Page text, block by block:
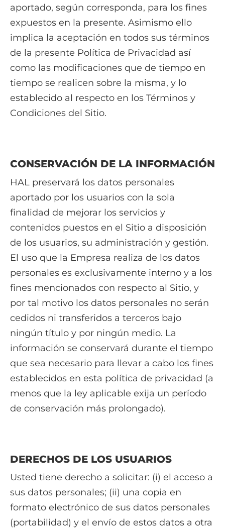
aportado, según corresponda, para los fines
expuestos en la presente. Asimismo ello
implica la aceptación en todos sus términos
de la presente Política de Privacidad así
como las modificaciones que de tiempo en
tiempo se realicen sobre la misma, y lo
establecido al respecto en los Términos y
Condiciones del Sitio.
CONSERVACIÓN DE LA INFORMACIÓN
HAL preservará los datos personales
aportado por los usuarios con la sola
finalidad de mejorar los servicios y
contenidos puestos en el Sitio a disposición
de los usuarios, su administración y gestión.
El uso que la Empresa realiza de los datos
personales es exclusivamente interno y a los
fines mencionados con respecto al Sitio, y
por tal motivo los datos personales no serán
cedidos ni transferidos a terceros bajo
ningún título y por ningún medio. La
información se conservará durante el tiempo
que sea necesario para llevar a cabo los fines
establecidos en esta política de privacidad (a
menos que la ley aplicable exija un período
de conservación más prolongado).
DERECHOS DE LOS USUARIOS
Usted tiene derecho a solicitar: (i) el acceso a
sus datos personales; (ii) una copia en
formato electrónico de sus datos personales
(portabilidad) y el envío de estos datos a otra